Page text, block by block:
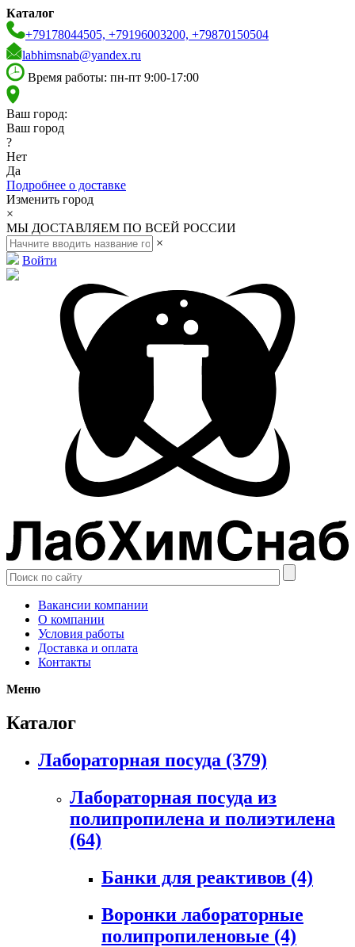
Каталог
+79178044505, +79196003200, +79870150504
labhimsnab@yandex.ru
Время работы: пн-пт 9:00-17:00
Ваш город:
Ваш город
?
Нет
Да
Подробнее о доставке
Изменить город
×
МЫ ДОСТАВЛЯЕМ ПО ВСЕЙ РОССИИ
×
Войти
Вакансии компании
О компании
Условия работы
Доставка и оплата
Контакты
Меню
Каталог
Лабораторная посуда (379)
Лабораторная посуда из
полипропилена и полиэтилена
(64)
Банки для реактивов (4)
Воронки лабораторные
полипропиленовые (4)